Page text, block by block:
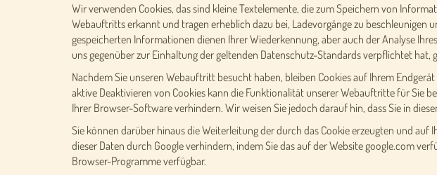
Wir verwenden Cookies, das sind kleine Textelemente, die zum Speichern von
Webauftritts erkannt und tragen erheblich dazu bei, Ladevorgänge zu
gespeicherten Informationen dienen Ihrer Wiederkennung, aber auch der Analyse
uns gegenüber zur Einhaltung der geltenden Datenschutz-Standards verpflichtet hat,
Nachdem Sie unseren Webauftritt besucht haben, bleiben Cookies auf Ihrem
aktive Deaktivieren von Cookies kann die Funktionalität unserer Webauftritte für Sie
Ihrer Browser-Software verhindern. Wir weisen Sie jedoch darauf hin, dass Sie in
Sie können darüber hinaus die Weiterleitung der durch das Cookie erzeugten und auf
dieser Daten durch Google verhindern, indem Sie das auf der Website google.com
Browser-Programme verfügbar.